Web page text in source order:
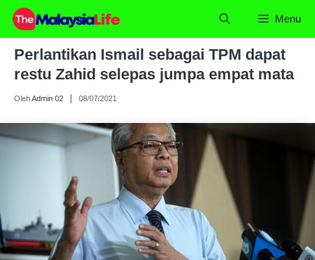
Skip
content
Menu
Perlantikan Ismail sebagai TPM dapat
restu Zahid selepas jumpa empat mata
OlehAdmin 02 08/07/2021